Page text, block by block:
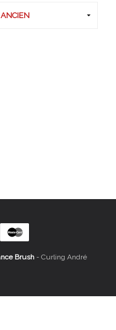
Brush- Curling André